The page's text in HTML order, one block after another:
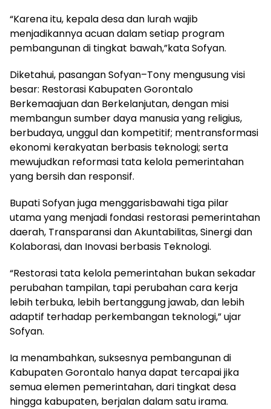
“Karena itu, kepala desa dan lurah wajib
menjadikannya acuan dalam setiap program
pembangunan di tingkat bawah,”kata Sofyan.
Diketahui, pasangan Sofyan–Tony mengusung visi
besar: Restorasi Kabupaten Gorontalo
Berkemaajuan dan Berkelanjutan, dengan misi
membangun sumber daya manusia yang religius,
berbudaya, unggul dan kompetitif; mentransformasi
ekonomi kerakyatan berbasis teknologi; serta
mewujudkan reformasi tata kelola pemerintahan
yang bersih dan responsif.
Bupati Sofyan juga menggarisbawahi tiga pilar
utama yang menjadi fondasi restorasi pemerintahan
daerah, Transparansi dan Akuntabilitas, Sinergi dan
Kolaborasi, dan Inovasi berbasis Teknologi.
“Restorasi tata kelola pemerintahan bukan sekadar
perubahan tampilan, tapi perubahan cara kerja
lebih terbuka, lebih bertanggung jawab, dan lebih
adaptif terhadap perkembangan teknologi,” ujar
Sofyan.
Ia menambahkan, suksesnya pembangunan di
Kabupaten Gorontalo hanya dapat tercapai jika
semua elemen pemerintahan, dari tingkat desa
hingga kabupaten, berjalan dalam satu irama.